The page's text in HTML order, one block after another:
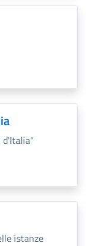
d'Italia"
istanze